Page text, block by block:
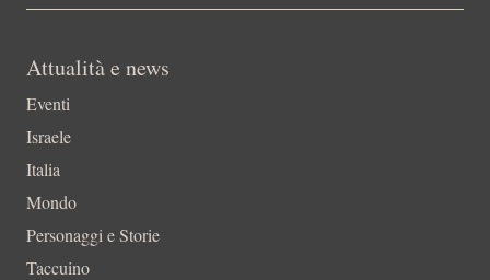
Attualità e news
Eventi
Israele
Italia
Mondo
Personaggi e Storie
Taccuino